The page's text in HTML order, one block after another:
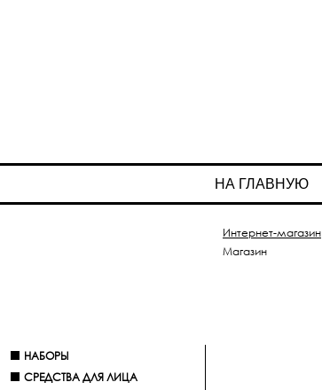
НА ГЛАВНУЮ
Интернет-магазин
Магазин
НАБОРЫ
СРЕДСТВА ДЛЯ ЛИЦА